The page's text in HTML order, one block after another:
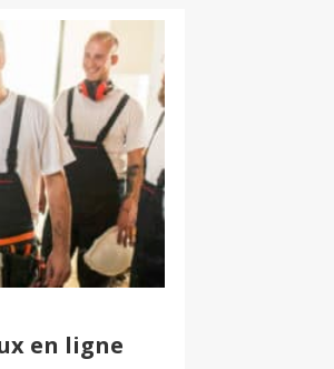
en ligne